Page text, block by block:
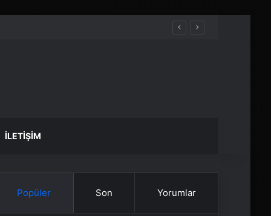
İLETIŞIM
Popüler Son Yorumlar